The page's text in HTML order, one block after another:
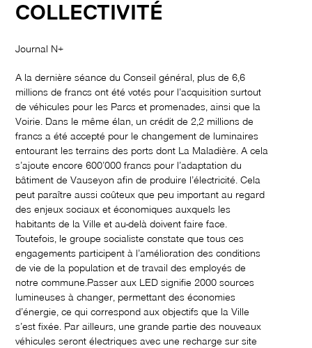
COLLECTIVITÉ
Journal N+
A la dernière séance du Conseil général, plus de 6,6
millions de francs ont été votés pour l’acquisition surtout
de véhicules pour les Parcs et promenades, ainsi que la
Voirie. Dans le même élan, un crédit de 2,2 millions de
francs a été accepté pour le changement de luminaires
entourant les terrains des ports dont La Maladière. A cela
s’ajoute encore 600’000 francs pour l’adaptation du
bâtiment de Vauseyon afin de produire l’électricité. Cela
peut paraître aussi coûteux que peu important au regard
des enjeux sociaux et économiques auxquels les
habitants de la Ville et au-delà doivent faire face.
Toutefois, le groupe socialiste constate que tous ces
engagements participent à l’amélioration des conditions
de vie de la population et de travail des employés de
notre commune.Passer aux LED signifie 2000 sources
lumineuses à changer, permettant des économies
d’énergie, ce qui correspond aux objectifs que la Ville
s’est fixée. Par ailleurs, une grande partie des nouveaux
véhicules seront électriques avec une recharge sur site